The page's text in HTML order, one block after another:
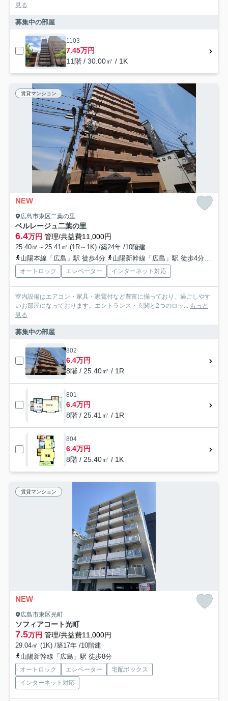
見る
募集中の部屋
1103
7.45万円
11階 / 30.00㎡ / 1K
賃貸マンション
NEW
広島市東区二葉の里
ベルレージュ二葉の里
6.4万円 管理/共益費11,000円
25.40㎡～25.41㎡ (1R～1K) /築24年 /10階建
山陽本線「広島」駅 徒歩4分
山陽新幹線「広島」駅 徒歩4分
オートロック エレベーター インターネット対応
室内設備はエアコン・家具・家電付など豊富に揃っており、過ごしやす
いお部屋になっております。エントランス・玄関と2つのロッ... もっと
見る
募集中の部屋
802
6.4万円
8階 / 25.40㎡ / 1R
801
6.4万円
8階 / 25.41㎡ / 1R
804
6.4万円
8階 / 25.40㎡ / 1K
賃貸マンション
NEW
広島市東区光町
ソフィアコート光町
7.5万円 管理/共益費11,000円
29.04㎡ (1K) /築17年 /10階建
山陽新幹線「広島」駅 徒歩8分
オートロック エレベーター
宅配ボックス
インターネット対応